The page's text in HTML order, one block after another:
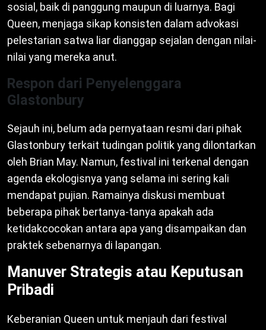
sosial, baik di panggung maupun di luarnya. Bagi
Queen, menjaga sikap konsisten dalam advokasi
pelestarian satwa liar dianggap sejalan dengan nilai-
nilai yang mereka anut.
Respon dari Penyelenggara
Glastonbury
Sejauh ini, belum ada pernyataan resmi dari pihak
Glastonbury terkait tudingan politik yang dilontarkan
oleh Brian May. Namun, festival ini terkenal dengan
agenda ekologisnya yang selama ini sering kali
mendapat pujian. Ramainya diskusi membuat
beberapa pihak bertanya-tanya apakah ada
ketidakcocokan antara apa yang disampaikan dan
praktek sebenarnya di lapangan.
Manuver Strategis atau Keputusan
Pribadi
Keberanian Queen untuk menjauh dari festival